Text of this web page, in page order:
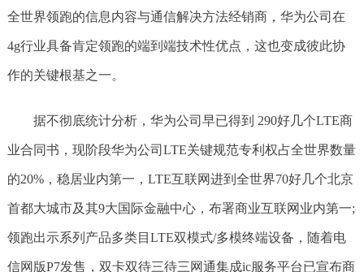
全世界领跑的信息内容与通信解决方法经销商，华为公司在
4g行业具备肯定领跑的端到端技术性优点，这也变成彼此协
作的关键根基之一。
据不彻底统计分析，华为公司早已得到 290好几个LTE商
业合同书，现阶段华为公司LTE关键规范专利权占全世界数量
的20%，稳居业内第一，LTE互联网进到全世界70好几个北京
首都大城市及其9大国际金融中心，布署商业互联网业内第一;
领跑出示系列产品多类目LTE双模式/多模终端设备，随着电
信网版P7发售，双卡双待三待三网通集成ic服务平台已宣布商